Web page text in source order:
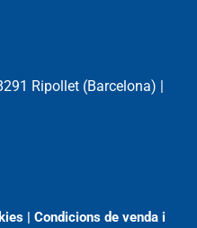
Ripollet (Barcelona) |
| Condicions de venda i